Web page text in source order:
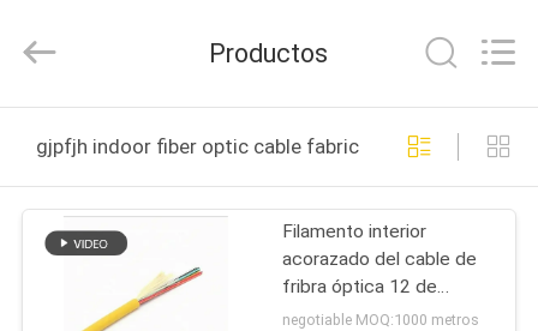
HOGAR
PRODUCTOS
Industry
Rights
Productos
gjpfjh indoor fiber optic cable fabricación en línea
Filamento interior
acorazado del cable de
fribra óptica 12 de
GJPFJH 6B6 0.9m m
negotiable MOQ:1000 metros